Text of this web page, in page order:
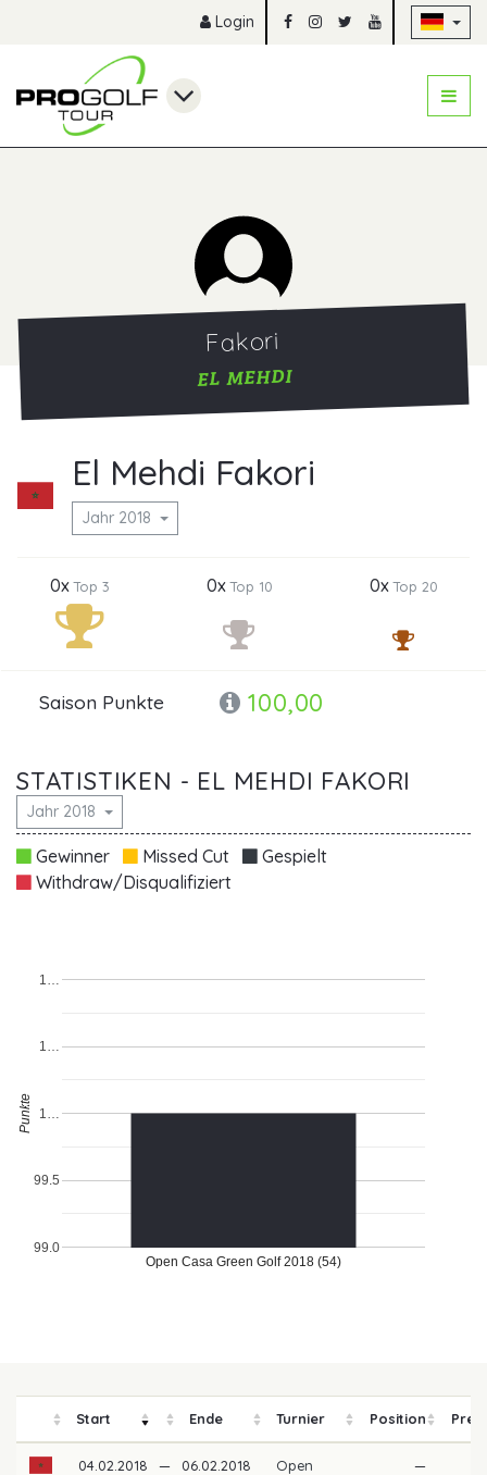
Login
Fakori
EL MEHDI
El Mehdi Fakori
Jahr 2018
0xTop 3 0xTop 10 0xTop 20
Saison Punkte 100,00
STATISTIKEN - EL MEHDI FAKORI
Jahr 2018
Gewinner Missed Cut
Gespielt
Withdraw/Disqualifiziert
Open Casa Green Golf 2018 (54)
99.0
99.5
1…
1…
1…
Punkte
Start Ende Turnier Position
04.02.2018 — 06.02.2018
Open
—